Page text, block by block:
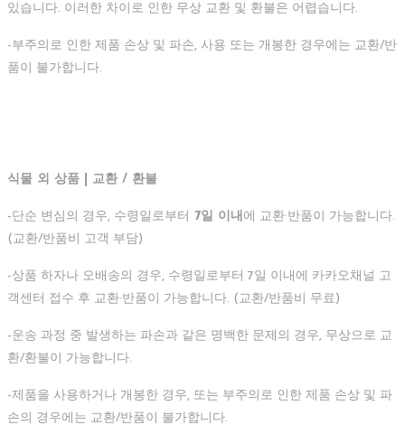
있습니다. 이러한 차이로 인한 무상 교환 및 환불은 어렵습니다.
-부주의로 인한 제품 손상 및 파손, 사용 또는 개봉한 경우에는 교환/반
품이 불가합니다.
식물 외 상품 | 교환 / 환불
-단순 변심의 경우, 수령일로부터 7일 이내 에 교환·반품이 가능합니다.
(교환/반품비 고객 부담)
-상품 하자나 오배송의 경우, 수령일로부터 7일 이내에 카카오채널 고
객센터 접수 후 교환·반품이 가능합니다. (교환/반품비 무료)
-운송 과정 중 발생하는 파손과 같은 명백한 문제의 경우, 무상으로 교
환/환불이 가능합니다.
-제품을 사용하거나 개봉한 경우, 또는 부주의로 인한 제품 손상 및 파
손의 경우에는 교환/반품이 불가합니다.